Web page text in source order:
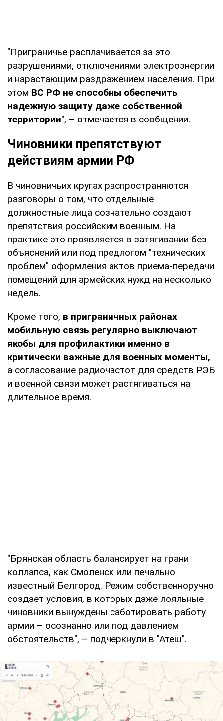
"Приграничье расплачивается за это
разрушениями, отключениями электроэнергии
и нарастающим раздражением населения. При
этом ВС РФ не способны обеспечить
надежную защиту даже собственной
территории", – отмечается в сообщении.
Чиновники препятствуют
действиям армии РФ
В чиновничьих кругах распространяются
разговоры о том, что отдельные
должностные лица сознательно создают
препятствия российским военным. На
практике это проявляется в затягивании без
объяснений или под предлогом "технических
проблем" оформления актов приема-передачи
помещений для армейских нужд на несколько
недель.
Кроме того, в приграничных районах
мобильную связь регулярно выключают
якобы для профилактики именно в
критически важные для военных моменты,
а согласование радиочастот для средств РЭБ
и военной связи может растягиваться на
длительное время.
"Брянская область балансирует на грани
коллапса, как Смоленск или печально
известный Белгород. Режим собственноручно
создает условия, в которых даже лояльные
чиновники вынуждены саботировать работу
армии – осознанно или под давлением
обстоятельств", – подчеркнули в "Атеш".